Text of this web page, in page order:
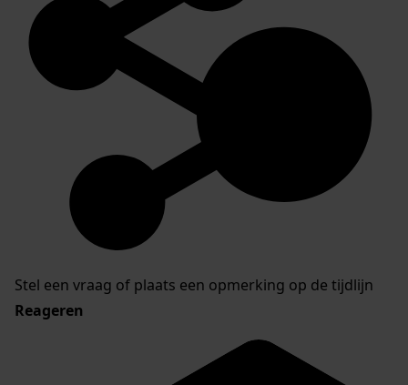
Stel een vraag of plaats een opmerking op de tijdlijn
Reageren